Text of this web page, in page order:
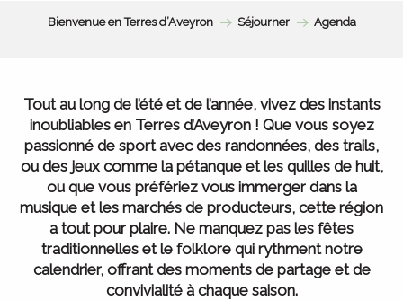
Bienvenue en Terres d’Aveyron Séjourner Agenda
Tout au long de l’été et de l’année, vivez des instants
inoubliables en Terres d’Aveyron ! Que vous soyez
passionné de sport avec des randonnées, des trails,
ou des jeux comme la pétanque et les quilles de huit,
ou que vous préfériez vous immerger dans la
musique et les marchés de producteurs, cette région
a tout pour plaire. Ne manquez pas les fêtes
traditionnelles et le folklore qui rythment notre
calendrier, offrant des moments de partage et de
convivialité à chaque saison.